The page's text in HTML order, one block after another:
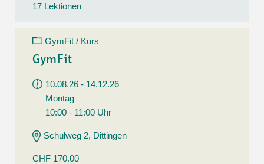
17 Lektionen
GymFit / Kurs
GymFit
10.08.26 - 14.12.26
Montag
10:00 - 11:00 Uhr
Schulweg 2, Dittingen
CHF 170.00